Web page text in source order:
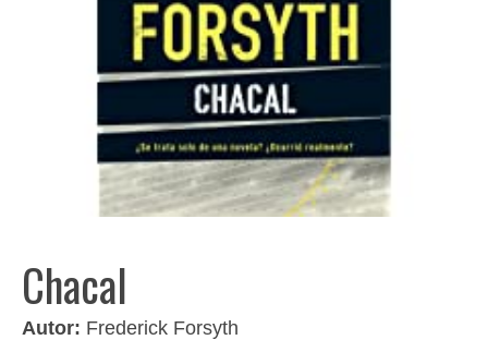
Chacal
Autor: Frederick Forsyth